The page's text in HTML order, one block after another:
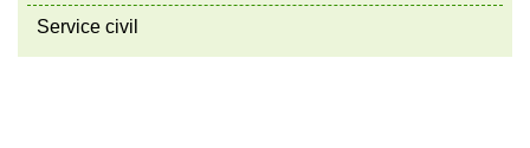
Service civil